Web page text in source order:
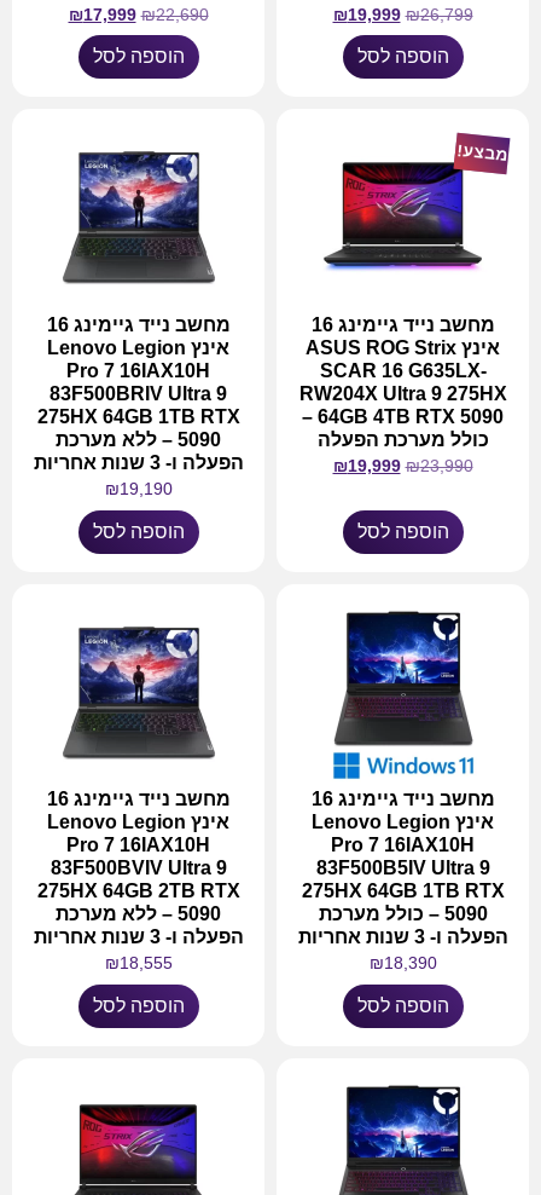
₪26,799
₪19,999
הוספה לסל
₪22,690
₪17,999
הוספה לסל
מבצע!
מחשב נייד גיימינג 16
אינץ ASUS ROG Strix
SCAR 16 G635LX-
RW204X Ultra 9 275HX
64GB 4TB RTX 5090 –
כולל מערכת הפעלה
₪23,990
₪19,999
הוספה לסל
מחשב נייד גיימינג 16
אינץ Lenovo Legion
Pro 7 16IAX10H
83F500BRIV Ultra 9
275HX 64GB 1TB RTX
5090 – ללא מערכת
הפעלה ו- 3 שנות אחריות
₪19,190
הוספה לסל
מחשב נייד גיימינג 16
אינץ Lenovo Legion
Pro 7 16IAX10H
83F500B5IV Ultra 9
275HX 64GB 1TB RTX
5090 – כולל מערכת
הפעלה ו- 3 שנות אחריות
₪18,390
הוספה לסל
מחשב נייד גיימינג 16
אינץ Lenovo Legion
Pro 7 16IAX10H
83F500BVIV Ultra 9
275HX 64GB 2TB RTX
5090 – ללא מערכת
הפעלה ו- 3 שנות אחריות
₪18,555
הוספה לסל